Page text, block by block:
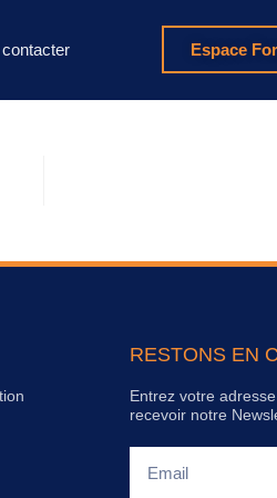
Espace
RESTONS EN
Entrez votre
recevoir notre